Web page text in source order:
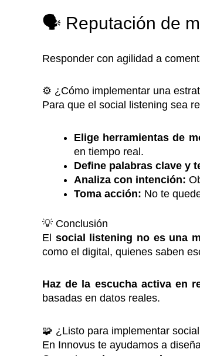
🗣️ Reputación de
Responder con agilidad a
⚙️ ¿Cómo implementar una
Para que el social listening sea
Elige herramientas de
en tiempo real.
Define palabras clave y
Analiza con intención:
Toma acción: No te
💡 Conclusión
El social listening no es una
como el digital, quienes saben
Haz de la escucha activa en
basadas en datos reales.
🧩 ¿Listo para implementar
En Innovus te ayudamos a